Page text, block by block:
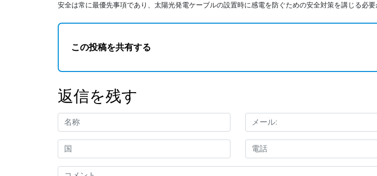
安全は常に最優先事項であり、太陽光発電ケーブルの設置時に感電を防ぐための安全対策を講じる必要
この投稿を共有する
返信を残す